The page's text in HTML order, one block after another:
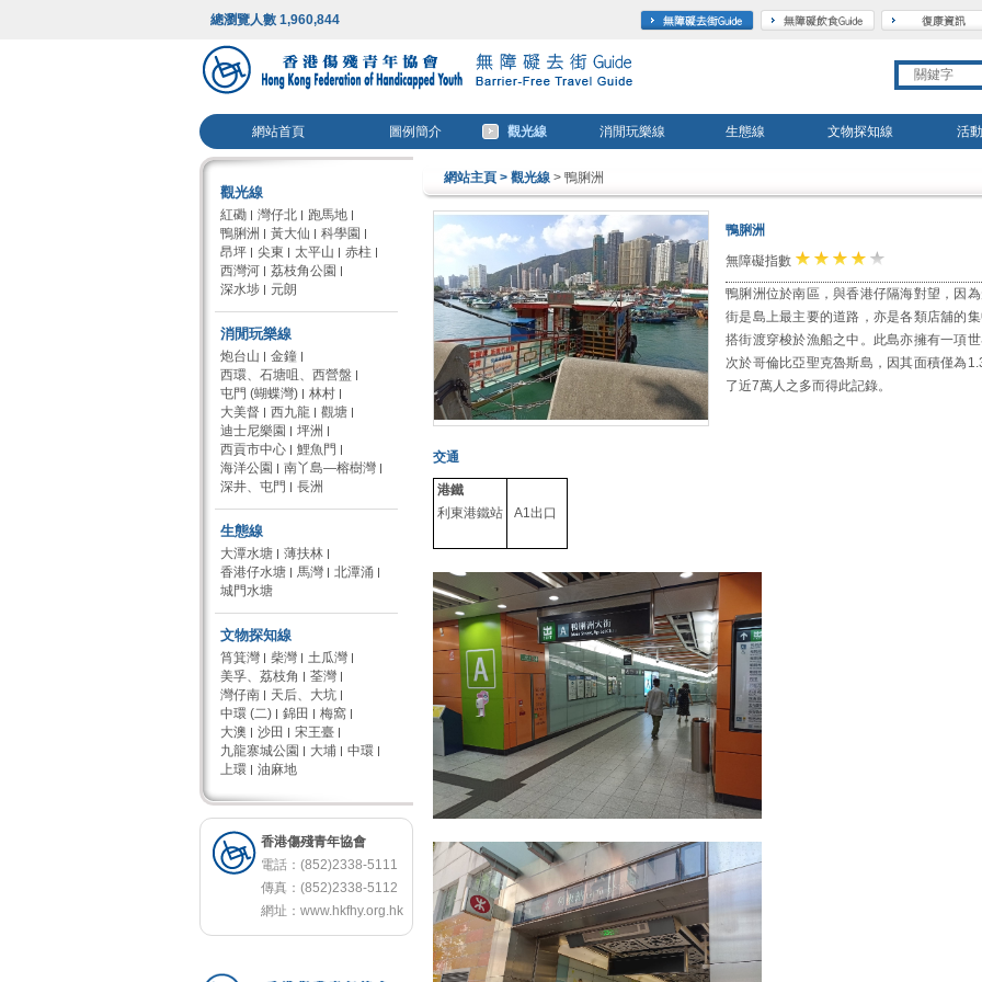
總瀏覽人數 1,960,844 travel gourmet
網站首頁 圖例簡介 觀光線 消閒玩樂線 生態線 文物探知線 活動
觀光線
紅磡 灣仔北
跑馬地
鴨脷洲
黃大仙
科學園
昂坪
尖東 太平山
赤柱
西灣河
荔枝角公園
深水埗
元朗
消閒玩樂線
炮台山
金鐘
西環、石塘咀、西營盤
屯門 (蝴蝶灣)
林村
大美督
西九龍
觀塘
迪士尼樂園
坪洲
西貢市中心
鯉魚門
海洋公園
南丫島—榕樹灣
深井、屯門
長洲
生態線
大潭水塘
薄扶林
香港仔水塘
馬灣
北潭涌
城門水塘
文物探知線
筲箕灣 柴灣
土瓜灣
美孚、荔枝角
荃灣
灣仔南
天后、大坑
中環 (二)
錦田
梅窩
大澳
沙田
宋王臺
九龍寨城公園
大埔
中環
上環
油麻地
香港傷殘青年協會
電話：(852)2338-5111
傳真：(852)2338-5112
網址： www.hkfhy.org.hk
網站主頁 > 觀光線 > 鴨脷洲
鴨脷洲
無障礙指數
★ ★ ★ ★
鴨脷洲位於南區，與香港仔隔海對望，因
街是島上最主要的道路，亦是各類店舖的
搭街渡穿梭於漁船之中。此島亦擁有一項
次於哥倫比亞聖克魯斯島，因其面積僅為
了近7萬人之多而得此記錄。
交通
港鐵
利東港鐵站
A1出口